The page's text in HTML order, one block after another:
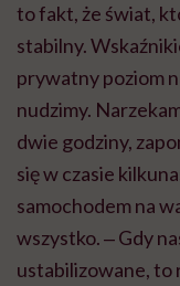
to fakt, że świat,
stabilny.
prywatny poziom
nudzimy.
dwie godziny,
się w czasie
samochodem na
wszystko. ‒ Gdy
ustabilizowane, to